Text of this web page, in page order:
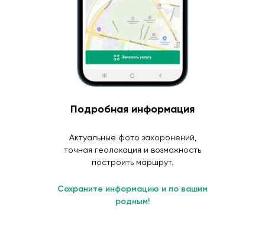
Подробная информация
Актуальные фото захоронений,
точная геолокация и возможность
построить маршрут.
Сохраните информацию и по вашим
родным!